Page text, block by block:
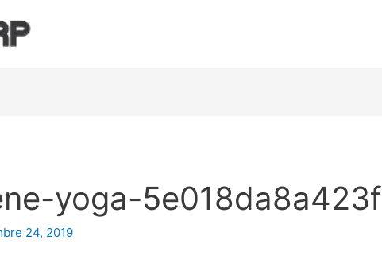
yoga-5e018da8a423f
24, 2019